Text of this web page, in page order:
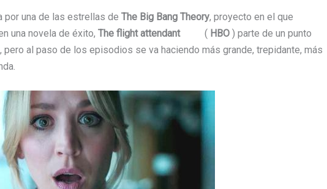
por una de las estrellas de The Big Bang Theory, proyecto en el que
una novela de éxito, The flight attendant( HBO ) parte de un punto
al paso de los episodios se va haciendo más grande, trepidante, más